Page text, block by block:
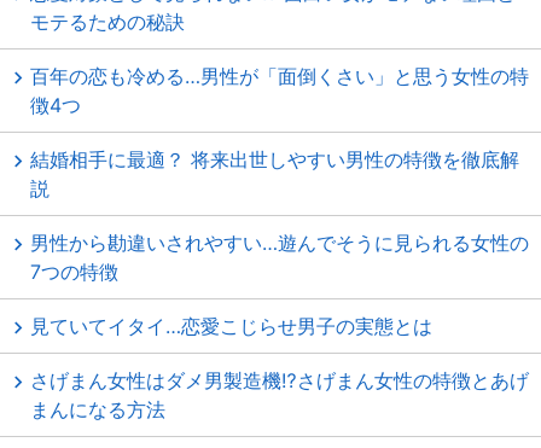
モテるための秘訣
百年の恋も冷める…男性が「面倒くさい」と思う女性の特
徴4つ
結婚相手に最適？ 将来出世しやすい男性の特徴を徹底解
説
男性から勘違いされやすい…遊んでそうに見られる女性の
7つの特徴
見ていてイタイ…恋愛こじらせ男子の実態とは
さげまん女性はダメ男製造機⁉さげまん女性の特徴とあげ
まんになる方法